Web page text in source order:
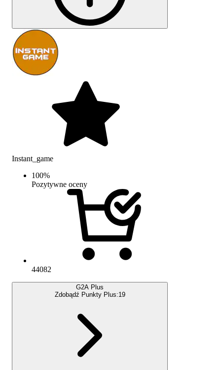
Instant_game
100%
Pozytywne oceny
44082
G2A Plus
Zdobądź Punkty Plus:19